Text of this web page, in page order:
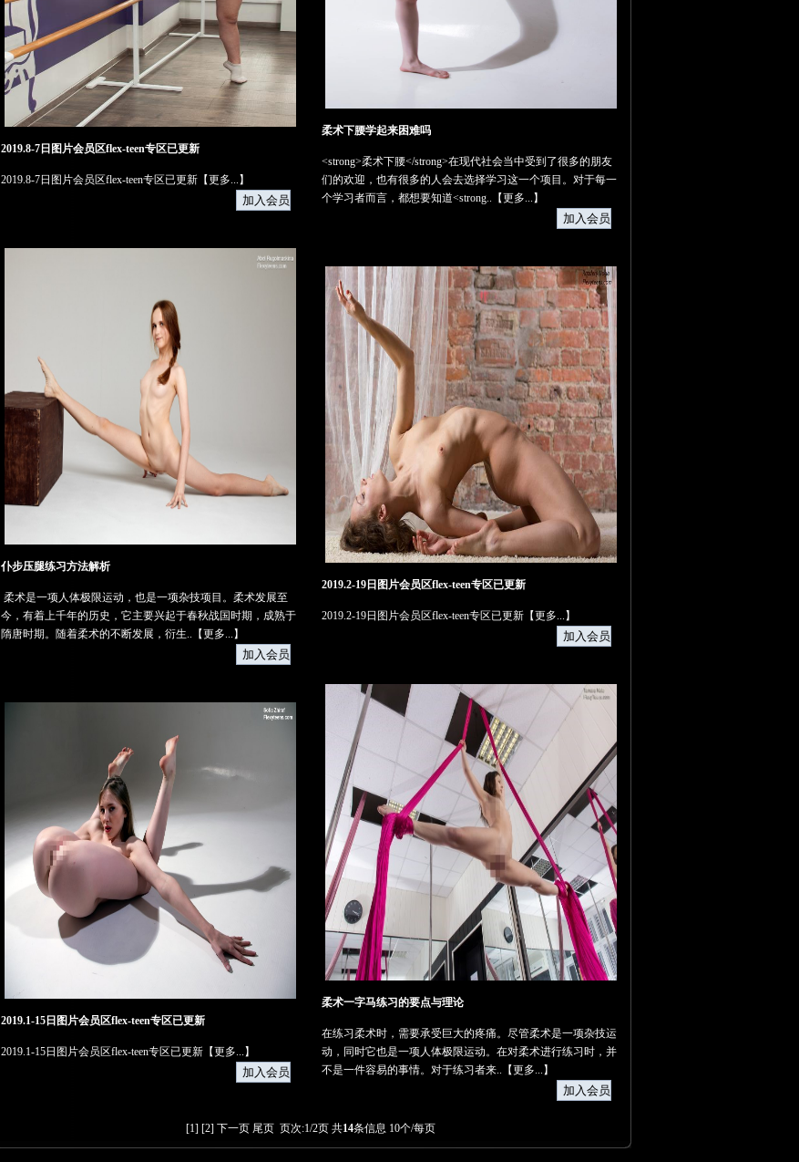
2019.8-7日图片会员区flex-teen专区已更新
2019.8-7日图片会员区flex-teen专区已更新【更多... 】
柔术下腰学起来困难吗
<strong>柔术下腰</strong>在现代社会当中受到了很多的朋友
们的欢迎，也有很多的人会去选择学习这一个项目。对于每一
个学习者而言，都想要知道<strong..【更多... 】
仆步压腿练习方法解析
柔术是一项人体极限运动，也是一项杂技项目。柔术发展至
今，有着上千年的历史，它主要兴起于春秋战国时期，成熟于
隋唐时期。随着柔术的不断发展，衍生..【更多... 】
2019.2-19日图片会员区flex-teen专区已更新
2019.2-19日图片会员区flex-teen专区已更新【更多... 】
2019.1-15日图片会员区flex-teen专区已更新
2019.1-15日图片会员区flex-teen专区已更新【更多... 】
柔术一字马练习的要点与理论
在练习柔术时，需要承受巨大的疼痛。尽管柔术是一项杂技运
动，同时它也是一项人体极限运动。在对柔术进行练习时，并
不是一件容易的事情。对于练习者来..【更多... 】
[1] [2] 下一页 尾页页次:1/2页 共14条信息 10个/每页